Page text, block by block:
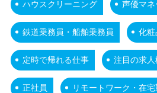
ハウスクリーニング 声優マ
鉄道乗務員・船舶乗務員 化粧
定時で帰れる仕事 注目の求人
正社員 リモートワーク・在宅